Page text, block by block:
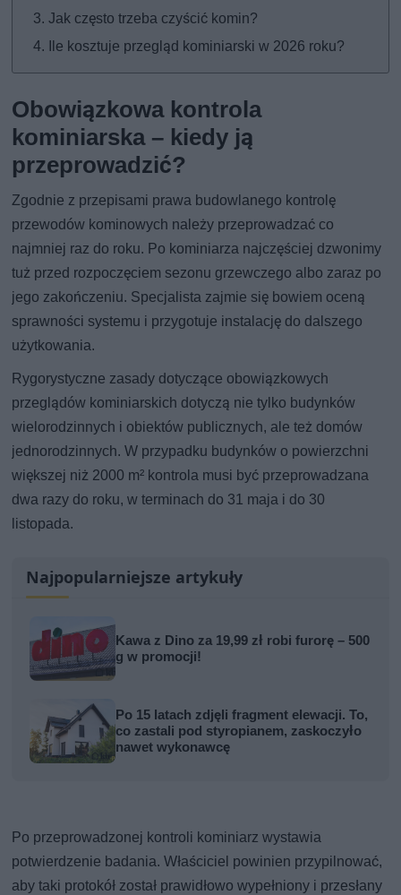
Jak często trzeba czyścić komin?
Ile kosztuje przegląd kominiarski w 2026 roku?
Obowiązkowa kontrola
kominiarska – kiedy ją
przeprowadzić?
Zgodnie z przepisami prawa budowlanego kontrolę
przewodów kominowych należy przeprowadzać co
najmniej raz do roku. Po kominiarza najczęściej dzwonimy
tuż przed rozpoczęciem sezonu grzewczego albo zaraz po
jego zakończeniu. Specjalista zajmie się bowiem oceną
sprawności systemu i przygotuje instalację do dalszego
użytkowania.
Rygorystyczne zasady dotyczące obowiązkowych
przeglądów kominiarskich dotyczą nie tylko budynków
wielorodzinnych i obiektów publicznych, ale też domów
jednorodzinnych. W przypadku budynków o powierzchni
większej niż 2000 m² kontrola musi być przeprowadzana
dwa razy do roku, w terminach do 31 maja i do 30
listopada.
Najpopularniejsze artykuły
Kawa z Dino za 19,99 zł robi furorę – 500
g w promocji!
Po 15 latach zdjęli fragment elewacji. To,
co zastali pod styropianem, zaskoczyło
nawet wykonawcę
Po przeprowadzonej kontroli kominiarz wystawia
potwierdzenie badania. Właściciel powinien przypilnować,
aby taki protokół został prawidłowo wypełniony i przesłany